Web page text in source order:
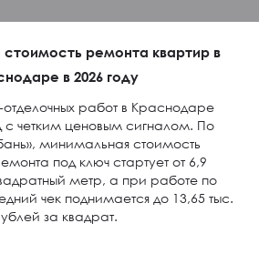
стоимость ремонта квартир в
в 2026 году
работ в Краснодаре
с четким ценовым сигналом. По
минимальная стоимость
под ключ стартует от 6,9
метр, а при работе по
чек поднимается до 13,65 тыс.
за квадрат.